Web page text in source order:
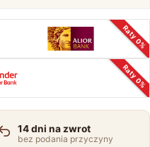
Raty 0%
Raty 0%
14 dni na zwrot
bez podania przyczyny